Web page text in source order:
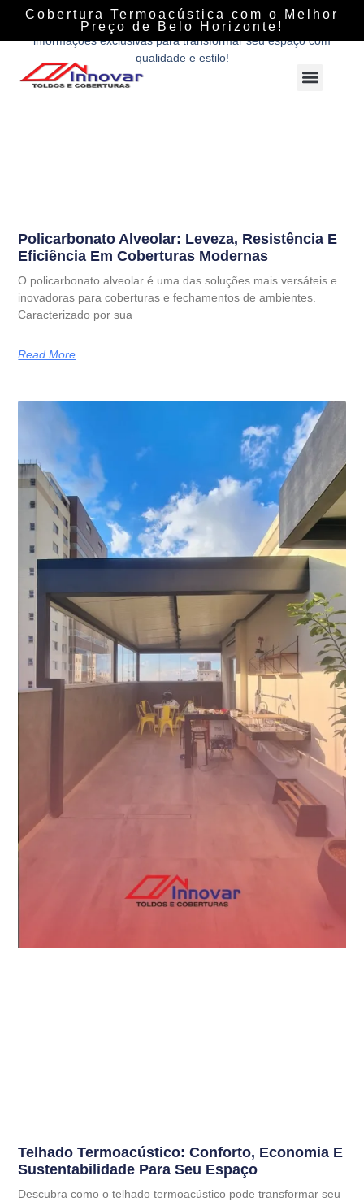
Cobertura Termoacústica com o Melhor
Preço de Belo Horizonte!
Descubra tudo sobre coberturas, fechamentos e soluções
personalizadas com a Innovar Coberturas. Dicas, tendências e
informações exclusivas para transformar seu espaço com
qualidade e estilo!
Policarbonato Alveolar: Leveza, Resistência E
Eficiência Em Coberturas Modernas
O policarbonato alveolar é uma das soluções mais versáteis e
inovadoras para coberturas e fechamentos de ambientes.
Caracterizado por sua
Read More
Telhado Termoacústico: Conforto, Economia E
Sustentabilidade Para Seu Espaço
Descubra como o telhado termoacústico pode transformar seu